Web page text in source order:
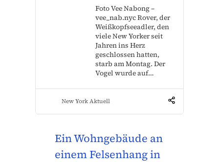
Foto Vee Nabong –
vee_nab.nyc Rover, der
Weißkopfseeadler, den
viele New Yorker seit
Jahren ins Herz
geschlossen hatten,
starb am Montag. Der
Vogel wurde auf…
New York Aktuell
Ein Wohngebäude an
einem Felsenhang in